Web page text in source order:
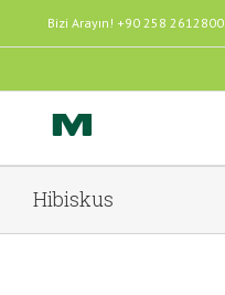
Bizi Arayın! +90 258 2612800
Hibiskus